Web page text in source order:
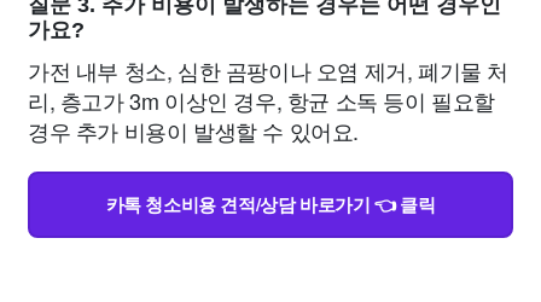
질문 3. 추가 비용이 발생하는 경우는 어떤 경우인
가요?
가전 내부 청소, 심한 곰팡이나 오염 제거, 폐기물 처
리, 층고가 3m 이상인 경우, 항균 소독 등이 필요할
경우 추가 비용이 발생할 수 있어요.
카톡 청소비용 견적/상담 바로가기 👈 클릭